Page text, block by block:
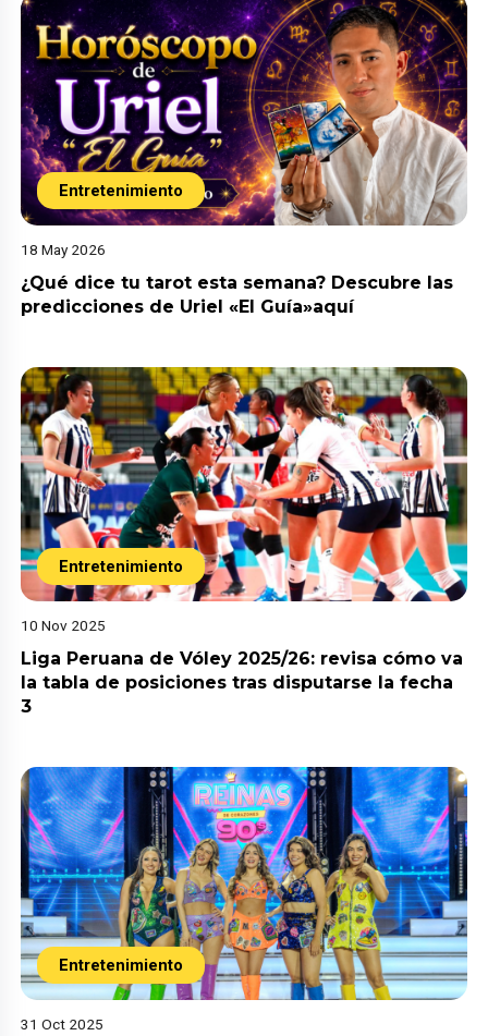
Entretenimiento
18 May 2026
¿Qué dice tu tarot esta semana? Descubre las
predicciones de Uriel «El Guía»aquí
Entretenimiento
10 Nov 2025
Liga Peruana de Vóley 2025/26: revisa cómo va
la tabla de posiciones tras disputarse la fecha
3
Entretenimiento
31 Oct 2025